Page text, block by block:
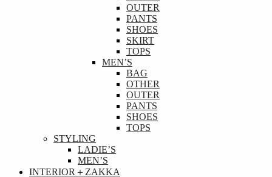
OUTER
PANTS
SHOES
SKIRT
TOPS
MEN’S
BAG
OTHER
OUTER
PANTS
SHOES
TOPS
STYLING
LADIE’S
MEN’S
INTERIOR＋ZAKKA